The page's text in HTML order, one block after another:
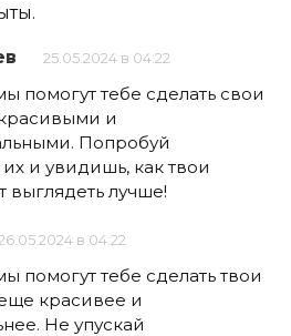
25.05.2024 в 04:22
помогут тебе сделать свои
и
Попробуй
их и увидишь, как твои
выглядеть лучше!
в 04:22
помогут тебе сделать твои
красивее и
Не упускай